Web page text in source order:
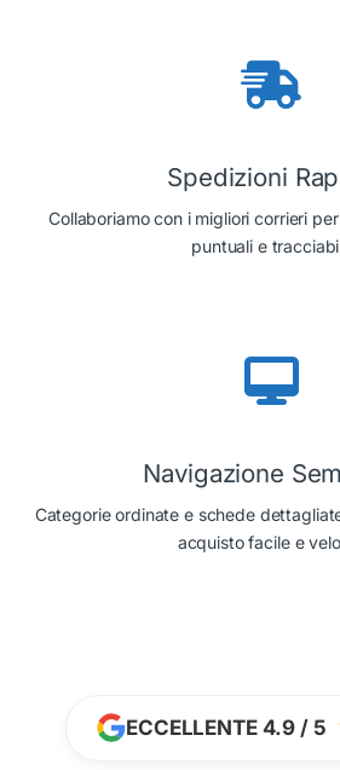
Spedizioni
Collaboriamo con i migliori corrieri
puntuali e
Navigazione
Categorie ordinate e schede
acquisto facile e
ECCELLENTE 4.9 / 5